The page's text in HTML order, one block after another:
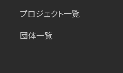
プロジェクト一覧
団体一覧